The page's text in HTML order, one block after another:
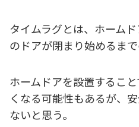
タイムラグとは、ホーム
のドアが閉まり始めるまで
ホームドアを設置するこ
くなる可能性もあるが、
ないと思う。